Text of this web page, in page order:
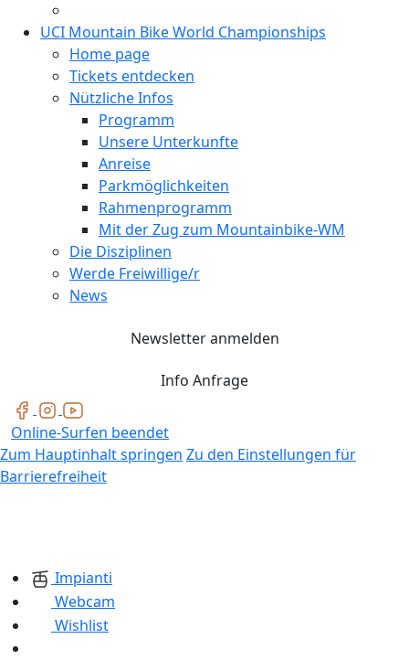
UCI Mountain Bike World Championships
Home page
Tickets entdecken
Nützliche Infos
Programm
Unsere Unterkunfte
Anreise
Parkmöglichkeiten
Rahmenprogramm
Mit der Zug zum Mountainbike-WM
Die Disziplinen
Werde Freiwillige/r
News
Newsletter anmelden
Info Anfrage
Online-Surfen beendet
Zum Hauptinhalt springen Zu den Einstellungen für
Barrierefreiheit
Impianti
Webcam
Wishlist